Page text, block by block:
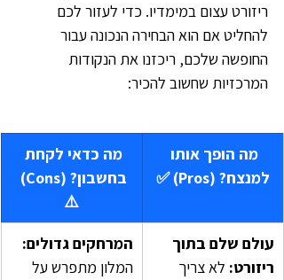
ריזורט עצום במימדיו. כדי לעזור לכם
להחליט אם הוא הבחירה הנכונה עבור
החופשה שלכם, ריכזנו את הנקודות
המרכזיות שחשוב להכיר:
מה הופך אותו
למנצח? (Pros) ✅
מה כדאי לקחת
בחשבון? (Cons)
⚠️
עולם שלם בתוך
ריזורט: לא צריך
המרחקים גדולים:
המלון מתפרש על